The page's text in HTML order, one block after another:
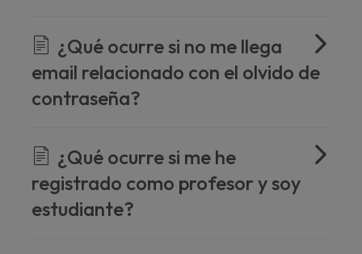
¿Qué ocurre si no me llega
email relacionado con el olvido de
contraseña?
¿Qué ocurre si me he
registrado como profesor y soy
estudiante?